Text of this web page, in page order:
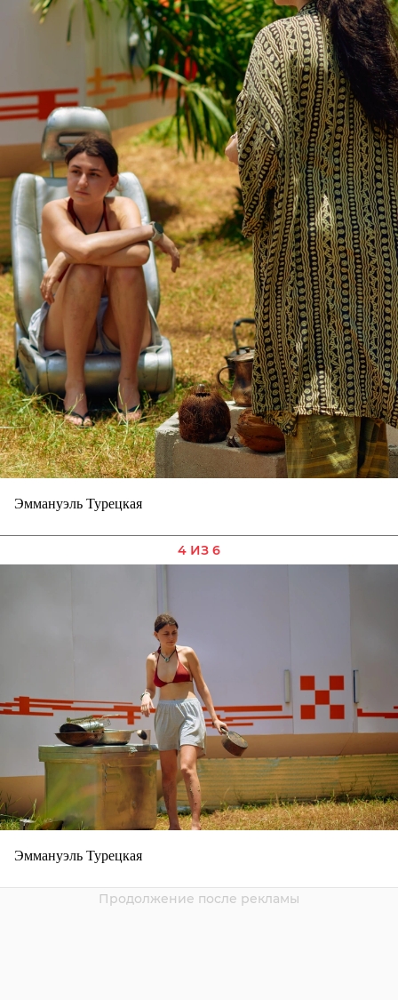
Эммануэль Турецкая
4 ИЗ 6
Эммануэль Турецкая